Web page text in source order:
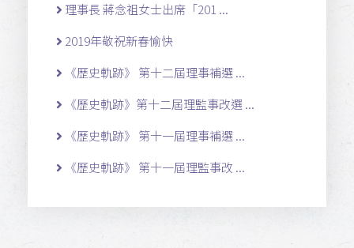
理事長 蔣念祖女士出席「201 ...
2019年敬祝新春愉快
《歷史軌跡》 第十二屆理事補選 ...
《歷史軌跡》第十二屆理監事改選 ...
《歷史軌跡》 第十一屆理事補選 ...
《歷史軌跡》 第十一屆理監事改 ...